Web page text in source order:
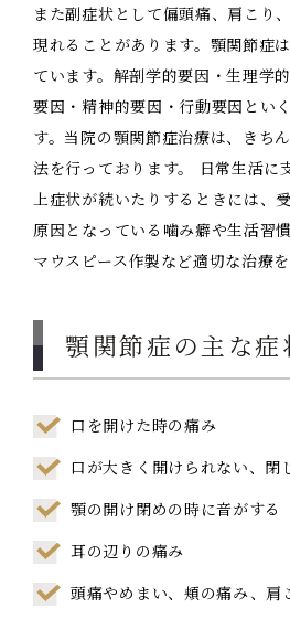
また副症状として偏頭痛、肩こり
現れることがあります。顎関節症
ています。解剖学的要因・生理学
要因・精神的要因・行動要因とい
す。当院の顎関節症治療は、きち
法を行っております。 日常生活に
上症状が続いたりするときには、
原因となっている噛み癖や生活習
マウスピース作製など適切な治療
顎関節症の主な症
口を開けた時の痛み
口が大きく開けられない、閉
顎の開け閉めの時に音がする
耳の辺りの痛み
頭痛やめまい、頬の痛み、肩